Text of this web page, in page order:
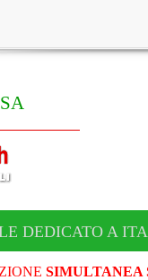
DEDICATO A
SIMULTANEA